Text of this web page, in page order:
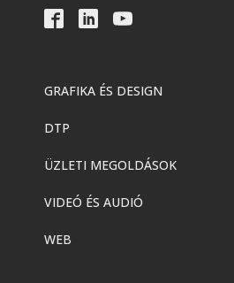
GRAFIKA ÉS DESIGN
DTP
ÜZLETI MEGOLDÁSOK
VIDEÓ ÉS AUDIÓ
WEB